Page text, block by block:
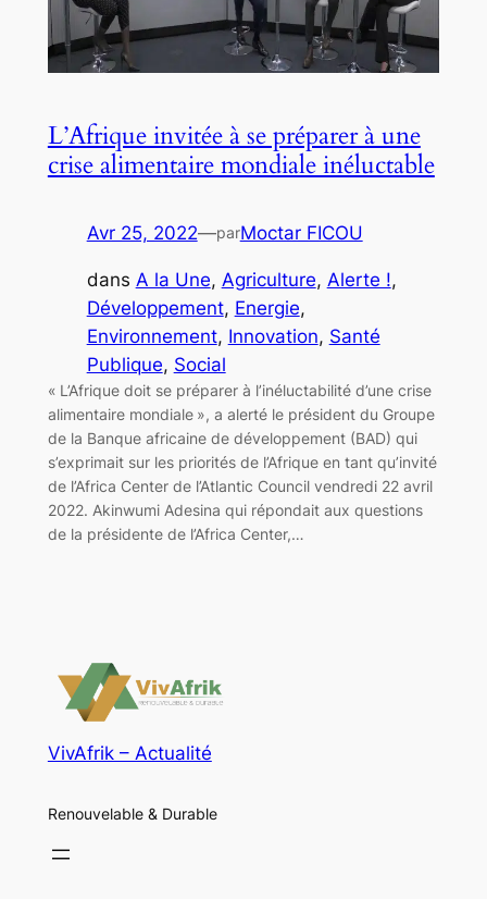
L’Afrique invitée à se préparer à une
crise alimentaire mondiale inéluctable
Avr 25, 2022—parMoctar FICOU
dans A la Une, Agriculture, Alerte !
Développement, Energie
Environnement, Innovation, Santé
Publique, Social
« L’Afrique doit se préparer à l’inéluctabilité d’une crise
alimentaire mondiale », a alerté le président du Groupe
de la Banque africaine de développement (BAD) qui
s’exprimait sur les priorités de l’Afrique en tant qu’invité
de l’Africa Center de l’Atlantic Council vendredi 22 avril
2022. Akinwumi Adesina qui répondait aux questions
de la présidente de l’Africa Center,…
VivAfrik – Actualité
Renouvelable & Durable